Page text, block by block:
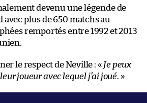
devenu une légende de
plus de 650 matchs au
remportés entre 1992 et 2013
le respect de Neville : « Je peux
joueur avec lequel j’ai joué. »